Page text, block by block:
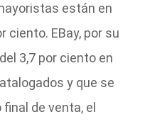
están en
ciento. EBay, por su
3,7 por ciento en
y que se
de venta, el